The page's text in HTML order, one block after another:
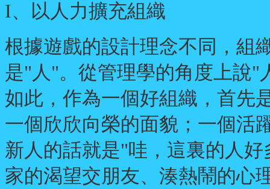
I、以人力擴充組織
根據遊戲的設計理念不同，組
是"人"。從管理學的角度上說"
如此，作為一個好組織，首先
一個欣欣向榮的面貌；一個活
新人的話就是"哇，這裏的人
家的渴望交朋友、湊熱鬧的心